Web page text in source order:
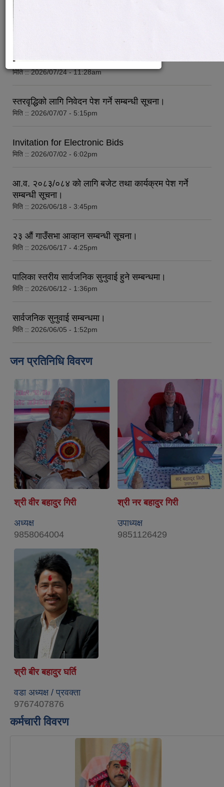
विधायन समिति निर्णयहरु
आर्थिक विकास समिति निर्णय
पूर्वाधार विकास समिति निर्णय
गरिएको सम्बन्धी सूचना।
मिति ::
आर्थिक वर्ष २०८३/०८४ को लागि मौजुदा सूचीमा सूचिकृत हुने
सम्बन्धी अत्यन्त जरुरी सूचना
मिति ::2026/07/24 - 11:28am
स्तरवृद्धिको लागि निवेदन पेश गर्ने सम्बन्धी सूचना।
मिति :: 2026/07/07 - 5:15pm
Invitation for Electronic Bids
मिति :: 2026/07/02 - 6:02pm
आ.व. २०८३/०८४ को लागि बजेट तथा कार्यक्रम पेश गर्ने
सम्बन्धी सूचना।
मिति :: 2026/06/18 - 3:45pm
२३ औं गाउँसभा आव्हान सम्बन्धी सूचना।
मिति :: 2026/06/17 - 4:25pm
पालिका स्तरीय सार्वजनिक सुनुवाई हुने सम्बन्धमा।
मिति :: 2026/06/12 - 1:36pm
सार्वजनिक सुनुवाई सम्बन्धमा।
मिति :: 2026/06/05 - 1:52pm
जन प्रतिनिधि विवरण
श्री वीर बहादुर गिरी
अध्यक्ष
9858064004
श्री नर बहादुर गिरी
उपाध्यक्ष
9851126429
श्री बीर बहादुर घर्ति
वडा अध्यक्ष / प्रवक्ता
9767407876
कर्मचारी विवरण